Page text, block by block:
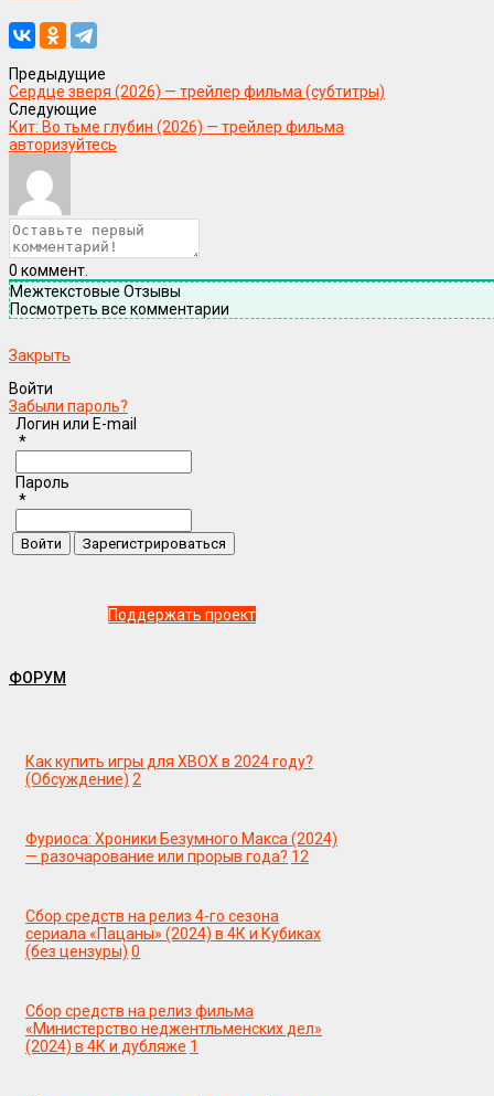
Предыдущие
Сердце зверя (2026) — трейлер фильма (субтитры)
Следующие
Кит: Во тьме глубин (2026) — трейлер фильма
авторизуйтесь
0 коммент.
Межтекстовые Отзывы
Посмотреть все комментарии
Закрыть
Войти
Забыли пароль?
Логин или E-mail
*
Пароль
*
Поддержать проект
ФОРУМ
Как купить игры для XBOX в 2024 году?
(Обсуждение) 2
Фуриоса: Хроники Безумного Макса (2024)
— разочарование или прорыв года? 12
Сбор средств на релиз 4-го сезона
сериала «Пацаны» (2024) в 4К и Кубиках
(без цензуры) 0
Сбор средств на релиз фильма
«Министерство неджентльменских дел»
(2024) в 4К и дубляже 1